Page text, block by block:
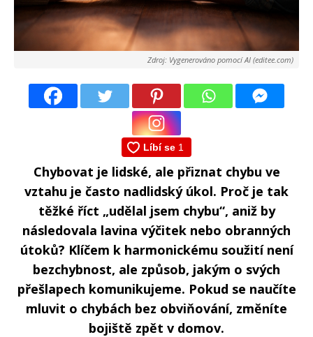
Zdroj: Vygenerováno pomocí AI (editee.com)
Chybovat je lidské, ale přiznat chybu ve
vztahu je často nadlidský úkol. Proč je tak
těžké říct „udělal jsem chybu“, aniž by
následovala lavina výčitek nebo obranných
útoků? Klíčem k harmonickému soužití není
bezchybnost, ale způsob, jakým o svých
přešlapech komunikujeme. Pokud se naučíte
mluvit o chybách bez obviňování, změníte
bojiště zpět v domov.